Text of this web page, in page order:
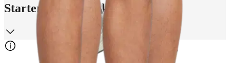
Starter miesten kokotaulukko